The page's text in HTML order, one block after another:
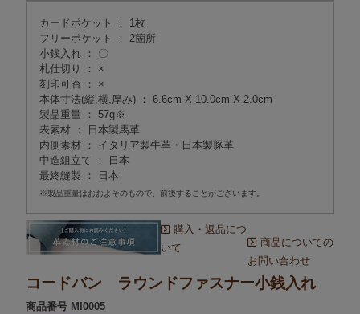
カードポケット ： 1枚
フリーポケット ： 2箇所
小銭入れ ： 〇
札仕切り ： ×
刻印可否 ： ×
本体寸法(縦,横,厚み) ： 6.6cm X 10.0cm X 2.0cm
製品重量 ： 57g※
表素材 ： 日本製馬革
内側素材 ： イタリア製牛革・日本製豚革
中造組立て ： 日本
最終縫製 ： 日本
※製品重量はおおよそのもので、前後することがございます。
購入・返品につ
いて
商品についての
お問い合わせ
コードバン ラウンドファスナー小銭入れ
商品番号 MI0005